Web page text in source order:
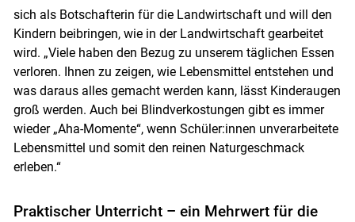
sich als Botschafterin für die Landwirtschaft und will den
Kindern beibringen, wie in der Landwirtschaft gearbeitet
wird. „Viele haben den Bezug zu unserem täglichen Essen
verloren. Ihnen zu zeigen, wie Lebensmittel entstehen und
was daraus alles gemacht werden kann, lässt Kinderaugen
groß werden. Auch bei Blindverkostungen gibt es immer
wieder „Aha-Momente“, wenn Schüler:innen unverarbeitete
Lebensmittel und somit den reinen Naturgeschmack
erleben.“
Praktischer Unterricht – ein Mehrwert für die